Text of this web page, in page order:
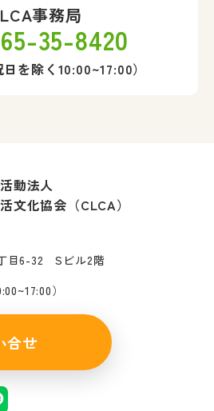
事務局
35-8420
日を除く10:00~17:00）
動法人
文化協会（CLCA）
目6-32 Sビル2階
）
合せ